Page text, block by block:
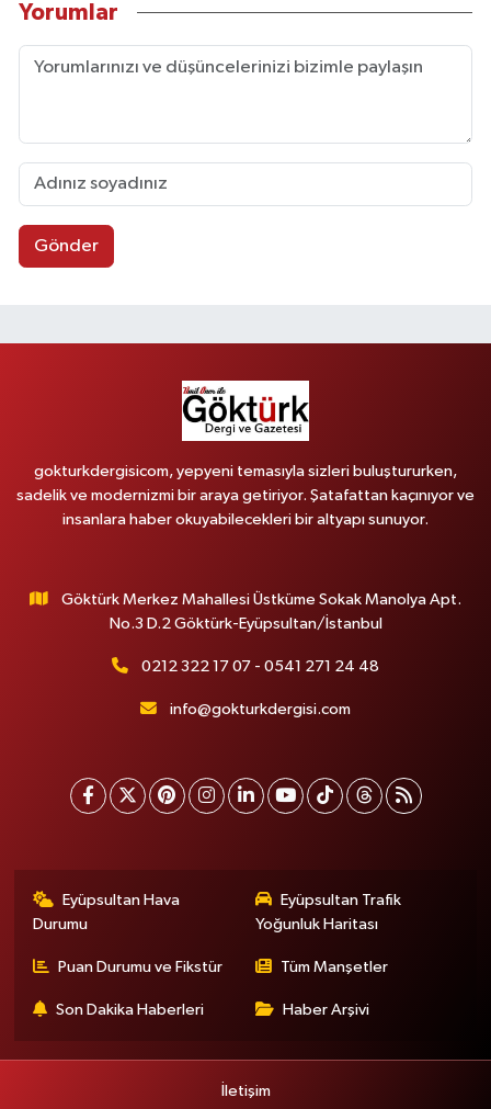
Yorumlar
Gönder
gokturkdergisicom, yepyeni temasıyla sizleri buluştururken,
sadelik ve modernizmi bir araya getiriyor. Şatafattan kaçınıyor ve
insanlara haber okuyabilecekleri bir altyapı sunuyor.
Göktürk Merkez Mahallesi Üstküme Sokak Manolya Apt.
No.3 D.2 Göktürk-Eyüpsultan/İstanbul
0212 322 17 07 - 0541 271 24 48
info@gokturkdergisi.com
Eyüpsultan Hava
Durumu
Eyüpsultan Trafik
Yoğunluk Haritası
Puan Durumu ve Fikstür Tüm Manşetler
Son Dakika Haberleri Haber Arşivi
İletişim